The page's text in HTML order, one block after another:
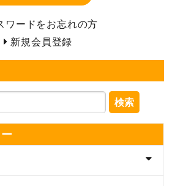
ワードをお忘れの方
新規会員登録
検索